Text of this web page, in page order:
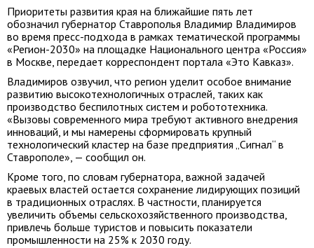
Приоритеты развития края на ближайшие пять лет
обозначил губернатор Ставрополья Владимир Владимиров
во время пресс-подхода в рамках тематической программы
«Регион-2030» на площадке Национального центра «Россия»
в Москве, передает корреспондент портала «Это Кавказ».
Владимиров озвучил, что регион уделит особое внимание
развитию высокотехнологичных отраслей, таких как
производство беспилотных систем и робототехника.
«Вызовы современного мира требуют активного внедрения
инноваций, и мы намерены сформировать крупный
технологический кластер на базе предприятия „Сигнал“ в
Ставрополе», — сообщил он.
Кроме того, по словам губернатора, важной задачей
краевых властей остается сохранение лидирующих позиций
в традиционных отраслях. В частности, планируется
увеличить объемы сельскохозяйственного производства,
привлечь больше туристов и повысить показатели
промышленности на 25% к 2030 году.